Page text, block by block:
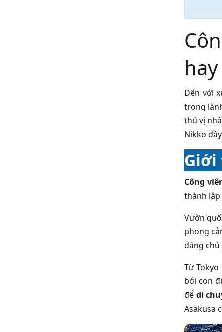
Đến với
trong
thú vị
Nikko
Giới
Công
thành lập
Vườn
phong
đáng chú
Từ
bởi con
để di
Asakusa